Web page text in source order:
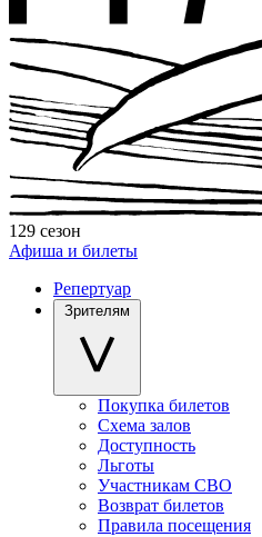
129 сезон
Афиша и билеты
Репертуар
Зрителям
Покупка билетов
Схема залов
Доступность
Льготы
Участникам СВО
Возврат билетов
Правила посещения